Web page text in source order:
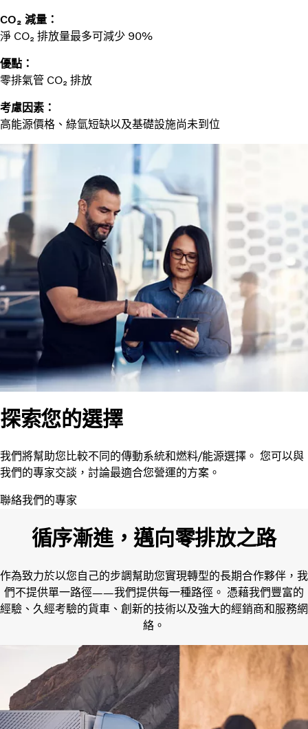
CO₂ 減量：
淨 CO₂ 排放量最多可減少 90%
優點：
零排氣管 CO₂ 排放
考慮因素：
高能源價格、綠氫短缺以及基礎設施尚未到位
探索您的選擇
我們將幫助您比較不同的傳動系統和燃料/能源選擇。 您可以與
我們的專家交談，討論最適合您營運的方案。
聯絡我們的專家
循序漸進，邁向零排放之路
作為致力於以您自己的步調幫助您實現轉型的長期合作夥伴，我
們不提供單一路徑——我們提供每一種路徑。 憑藉我們豐富的
經驗、久經考驗的貨車、創新的技術以及強大的經銷商和服務網
絡。